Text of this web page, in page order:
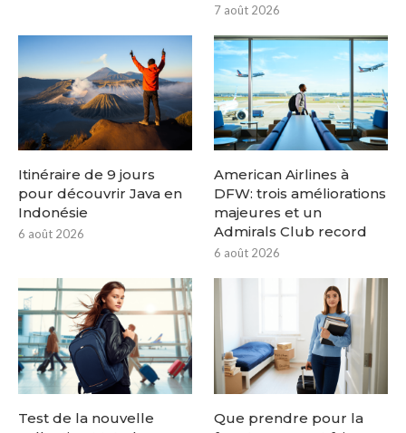
7 août 2026
Itinéraire de 9 jours
pour découvrir Java en
Indonésie
6 août 2026
American Airlines à
DFW: trois améliorations
majeures et un
Admirals Club record
6 août 2026
Test de la nouvelle
Que prendre pour la